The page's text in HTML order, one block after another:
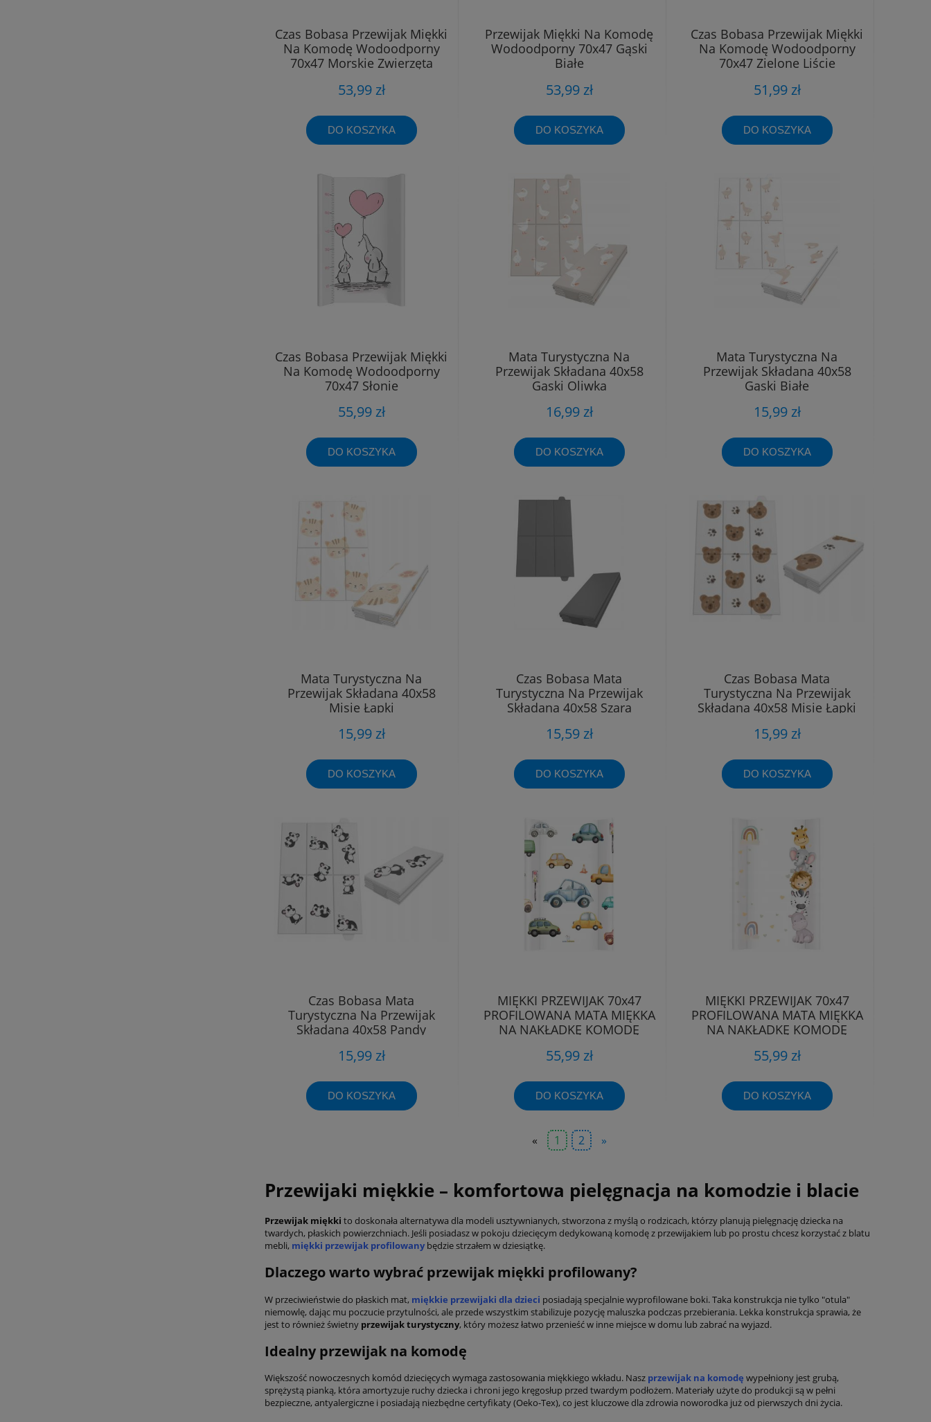
Czas Bobasa Przewijak Miękki
Na Komodę Wodoodporny
70x47 Morskie Zwierzęta
53,99 zł
DO KOSZYKA
Przewijak Miękki Na Komodę
Wodoodporny 70x47 Gąski
Białe
53,99 zł
DO KOSZYKA
Czas Bobasa Przewijak Miękki
Na Komodę Wodoodporny
70x47 Zielone Liście
51,99 zł
DO KOSZYKA
Czas Bobasa Przewijak Miękki
Na Komodę Wodoodporny
70x47 Słonie
55,99 zł
DO KOSZYKA
Mata Turystyczna Na
Przewijak Składana 40x58
Gąski Oliwka
16,99 zł
DO KOSZYKA
Mata Turystyczna Na
Przewijak Składana 40x58
Gąski Białe
15,99 zł
DO KOSZYKA
Mata Turystyczna Na
Przewijak Składana 40x58
Misie Łapki
15,99 zł
DO KOSZYKA
Czas Bobasa Mata
Turystyczna Na Przewijak
Składana 40x58 Szara
15,59 zł
DO KOSZYKA
Czas Bobasa Mata
Turystyczna Na Przewijak
Składana 40x58 Misie Łapki
15,99 zł
DO KOSZYKA
Czas Bobasa Mata
Turystyczna Na Przewijak
Składana 40x58 Pandy
15,99 zł
DO KOSZYKA
MIĘKKI PRZEWIJAK 70x47
PROFILOWANA MATA MIĘKKA
NA NAKŁADKĘ KOMODĘ
55,99 zł
DO KOSZYKA
MIĘKKI PRZEWIJAK 70x47
PROFILOWANA MATA MIĘKKA
NA NAKŁADKĘ KOMODĘ
55,99 zł
DO KOSZYKA
« 1 2 »
Przewijaki miękkie – komfortowa pielęgnacja na komodzie i blacie
Przewijak miękki to doskonała alternatywa dla modeli usztywnianych, stworzona z myślą o rodzicach, którzy planują pielęgnację dziecka na
twardych, płaskich powierzchniach. Jeśli posiadasz w pokoju dziecięcym dedykowaną komodę z przewijakiem lub po prostu chcesz korzystać z blatu
mebli, miękki przewijak profilowany będzie strzałem w dziesiątkę.
Dlaczego warto wybrać przewijak miękki profilowany?
W przeciwieństwie do płaskich mat, miękkie przewijaki dla dzieci posiadają specjalnie wyprofilowane boki. Taka konstrukcja nie tylko "otula"
niemowlę, dając mu poczucie przytulności, ale przede wszystkim stabilizuje pozycję maluszka podczas przebierania. Lekka konstrukcja sprawia, że
jest to również świetny przewijak turystyczny, który możesz łatwo przenieść w inne miejsce w domu lub zabrać na wyjazd.
Idealny przewijak na komodę
Większość nowoczesnych komód dziecięcych wymaga zastosowania miękkiego wkładu. Nasz przewijak na komodę wypełniony jest grubą,
sprężystą pianką, która amortyzuje ruchy dziecka i chroni jego kręgosłup przed twardym podłożem. Materiały użyte do produkcji są w pełni
bezpieczne, antyalergiczne i posiadają niezbędne certyfikaty (Oeko-Tex), co jest kluczowe dla zdrowia noworodka już od pierwszych dni życia.